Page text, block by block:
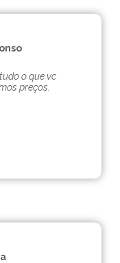
o que vc
preços.